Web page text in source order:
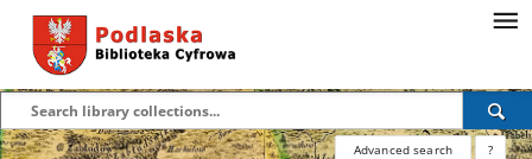
Advanced search ?